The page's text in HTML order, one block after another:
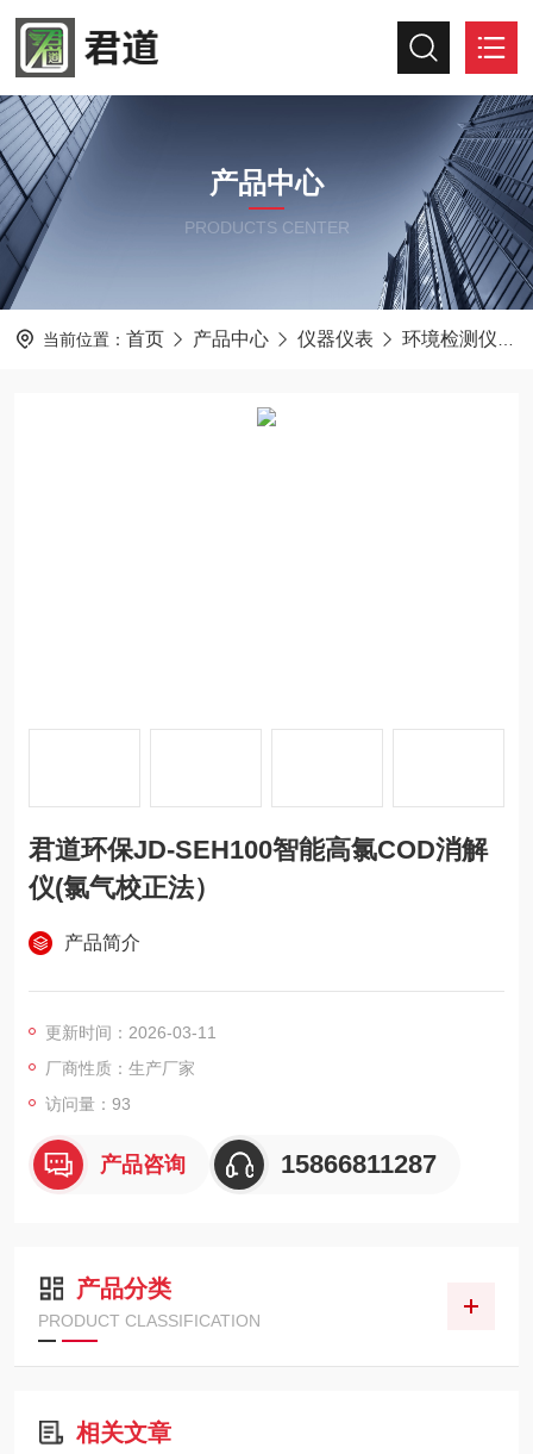
产品中心
PRODUCTS CENTER
当前位置： 首页 产品中心 仪器仪表 环境检测仪器
君道环保JD-SEH100智能高氯COD消解
仪(氯气校正法）
产品简介
更新时间：2026-03-11
厂商性质：生产厂家
访问量：93
产品咨询 15866811287
产品分类
PRODUCT CLASSIFICATION
相关文章